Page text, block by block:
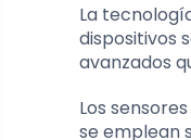
La
dispositivos
avanzados
Los
se emplean